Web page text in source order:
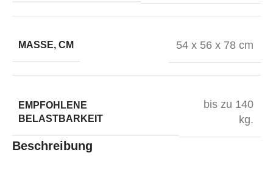
MASSE, CM 54 x 56 x 78 cm
EMPFOHLENE
BELASTBARKEIT
bis zu 140
kg.
Beschreibung